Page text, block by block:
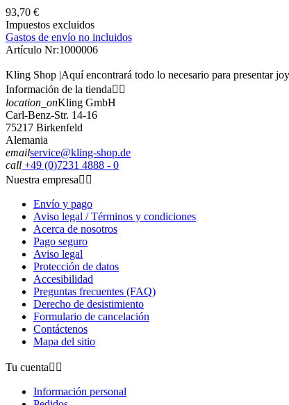
93,70 €
Impuestos excluidos
Gastos de envío no incluidos
Artículo Nr:1000006
Kling Shop |Aquí encontrará todo lo necesario para presentar
Información de la tienda 
location_onKling GmbH
Carl-Benz-Str. 14-16
75217 Birkenfeld
Alemania
emailservice@kling-shop.de
call +49 (0)7231 4888 - 0
Nuestra empresa 
Envío y pago
Aviso legal / Términos y condiciones
Acerca de nosotros
Pago seguro
Aviso legal
Protección de datos
Accesibilidad
Preguntas frecuentes (FAQ)
Derecho de desistimiento
Formulario de cancelación
Contáctenos
Mapa del sitio
Tu cuenta 
Información personal